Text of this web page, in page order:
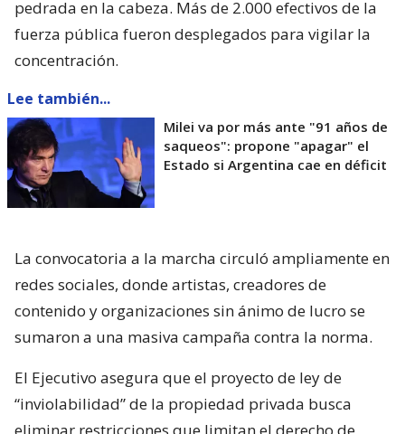
pedrada en la cabeza. Más de 2.000 efectivos de la
fuerza pública fueron desplegados para vigilar la
concentración.
Lee también...
Milei va por más ante "91 años de
saqueos": propone "apagar" el
Estado si Argentina cae en déficit
La convocatoria a la marcha circuló ampliamente en
redes sociales, donde artistas, creadores de
contenido y organizaciones sin ánimo de lucro se
sumaron a una masiva campaña contra la norma.
El Ejecutivo asegura que el proyecto de ley de
“inviolabilidad” de la propiedad privada busca